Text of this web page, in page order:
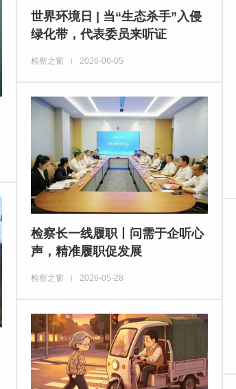
世界环境日 | 当“生态杀手”入侵
绿化带，代表委员来听证
检察之窗 2026-06-05
检察长一线履职丨问需于企听心
声，精准履职促发展
检察之窗 2026-05-28